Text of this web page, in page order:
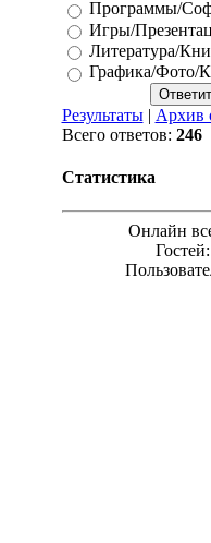
Программы/
Игры/
Литература/
Графика/Фото/
Результаты| Архив
Всего ответов: 246
Статистика
Онлайн
Гостей: